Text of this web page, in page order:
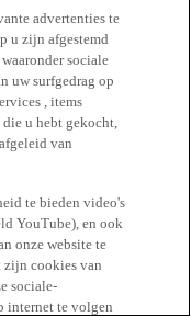
advertenties te
u zijn afgestemd
sociale
uw surfgedrag op
, items
u hebt gekocht,
van
te bieden video's
YouTube), en ook
onze website te
zijn cookies van
sociale-
internet te volgen